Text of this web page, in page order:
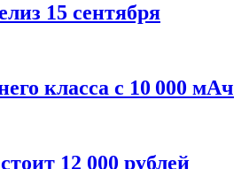
15 сентября
класса с 10 000 мАч
12 000 рублей